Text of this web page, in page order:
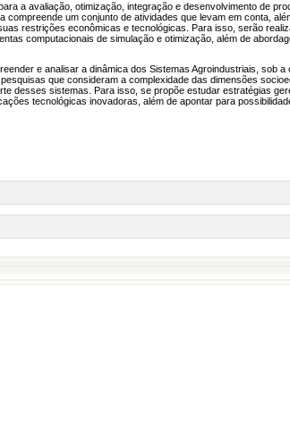
a avaliação, otimização, integração e desenvolvimento de
compreende um conjunto de atividades que levam em conta,
restrições econômicas e tecnológicas. Para isso, serão
computacionais de simulação e otimização, além de
e analisar a dinâmica dos Sistemas Agroindustriais, sob a
que consideram a complexidade das dimensões
desses sistemas. Para isso, se propõe estudar estratégias
tecnológicas inovadoras, além de apontar para